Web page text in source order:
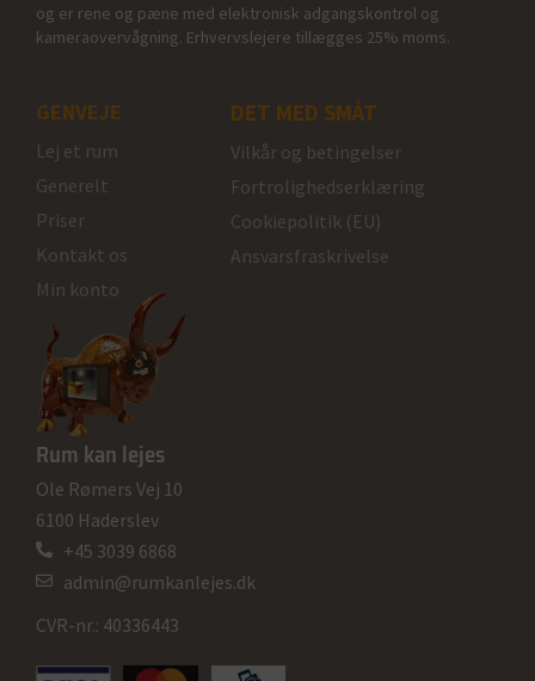
og er rene og pæne med elektronisk adgangskontrol og
kameraovervågning. Erhvervslejere tillægges 25% moms.
GENVEJE
Lej et rum
Generelt
Priser
Kontakt os
Min konto
DET MED SMÅT
Vilkår og betingelser
Fortrolighedserklæring
Cookiepolitik (EU)
Ansvarsfraskrivelse
Rum kan lejes
Ole Rømers Vej 10
6100 Haderslev
+45 3039 6868
admin@rumkanlejes.dk
CVR-nr.: 40336443